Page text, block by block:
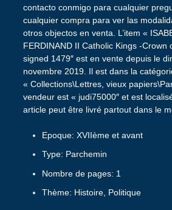
contacto conmigo para cualquier
cualquier compra para ver las
otros objectos en venta. L’item «
FERDINAND II Catholic Kings -Crown
signed 1479″ est en vente depuis le
novembre 2019. Il est dans la
« Collections\Lettres, vieux
vendeur est « judi75000″ et est
article peut être livré partout dans le
Epoque: XVIIème et avant
Type: Parchemin
Nombre de pages: 1
Thème: Histoire, Politique